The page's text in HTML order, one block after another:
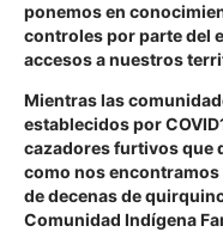
ponemos en
controles por parte del
accesos a nuestros
Mientras las
establecidos por
cazadores furtivos que
como nos encontramos
de decenas de
Comunidad Indígena